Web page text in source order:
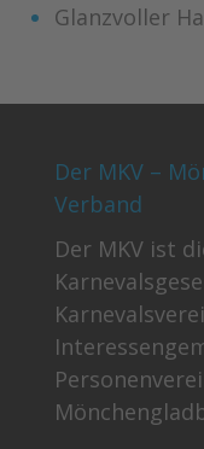
Glanzvoller
Der MKV –
Verband
Der MKV ist